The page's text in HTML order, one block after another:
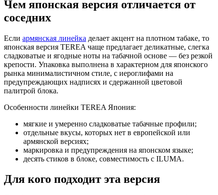
Чем японская версия отличается от
соседних
Если армянская линейка делает акцент на плотном табаке, то
японская версия TEREA чаще предлагает деликатные, слегка
сладковатые и ягодные ноты на табачной основе — без резкой
крепости. Упаковка выполнена в характерном для японского
рынка минималистичном стиле, с иероглифами на
предупреждающих надписях и сдержанной цветовой
палитрой блока.
Особенности линейки TEREA Япония:
мягкие и умеренно сладковатые табачные профили;
отдельные вкусы, которых нет в европейской или
армянской версиях;
маркировка и предупреждения на японском языке;
десять стиков в блоке, совместимость с ILUMA.
Для кого подходит эта версия